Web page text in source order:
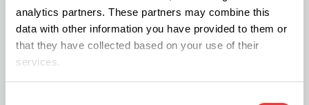
analytics partners. These partners may combine this
data with other information you have provided to them or
that they have collected based on your use of their
services.
la condena legal, sino el desgaste mental. "He
pasado dos años con una depresión de caballo
y pensamientos suicidas", confesó uno de los
integrantes, visibilizando la cara más oscura del